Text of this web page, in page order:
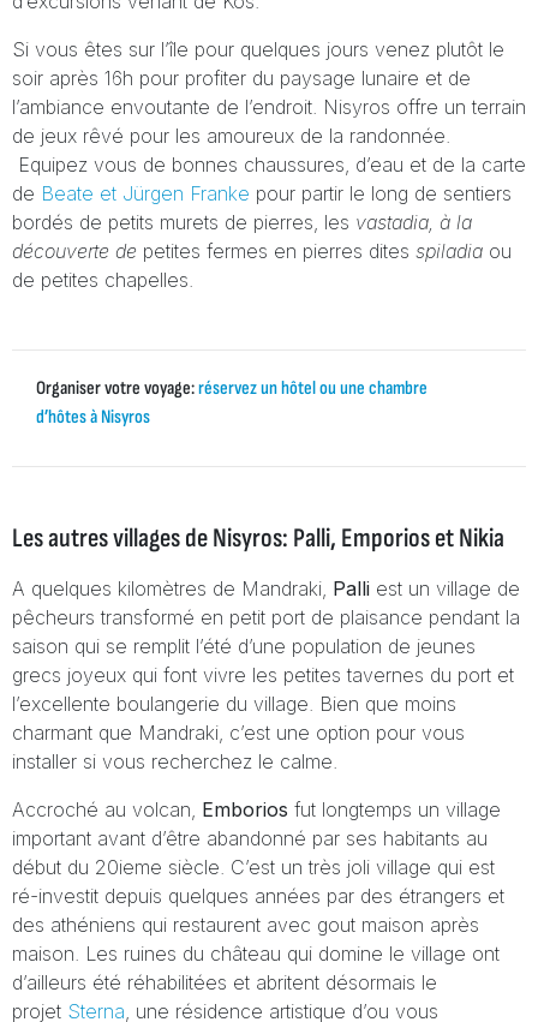
Si vous êtes sur l’île pour quelques jours venez plutôt le
soir après 16h pour profiter du paysage lunaire et de
l’ambiance envoutante de l’endroit. Nisyros offre un terrain
de jeux rêvé pour les amoureux de la randonnée.
Equipez vous de bonnes chaussures, d’eau et de la carte
de Beate et Jürgen Franke pour partir le long de sentiers
bordés de petits murets de pierres, les vastadia, à la
découverte de petites fermes en pierres dites spiladia ou
de petites chapelles.
Organiser votre voyage:réservez un hôtel ou une chambre
d’hôtes à Nisyros
Les autres villages de Nisyros: Palli, Emporios et Nikia
A quelques kilomètres de Mandraki, Palli est un village de
pêcheurs transformé en petit port de plaisance pendant la
saison qui se remplit l’été d’une population de jeunes
grecs joyeux qui font vivre les petites tavernes du port et
l’excellente boulangerie du village. Bien que moins
charmant que Mandraki, c’est une option pour vous
installer si vous recherchez le calme.
Accroché au volcan, Emborios fut longtemps un village
important avant d’être abandonné par ses habitants au
début du 20ieme siècle. C’est un très joli village qui est
ré-investit depuis quelques années par des étrangers et
des athéniens qui restaurent avec gout maison après
maison. Les ruines du château qui domine le village ont
d’ailleurs été réhabilitées et abritent désormais le
projet Sterna, une résidence artistique d’ou vous